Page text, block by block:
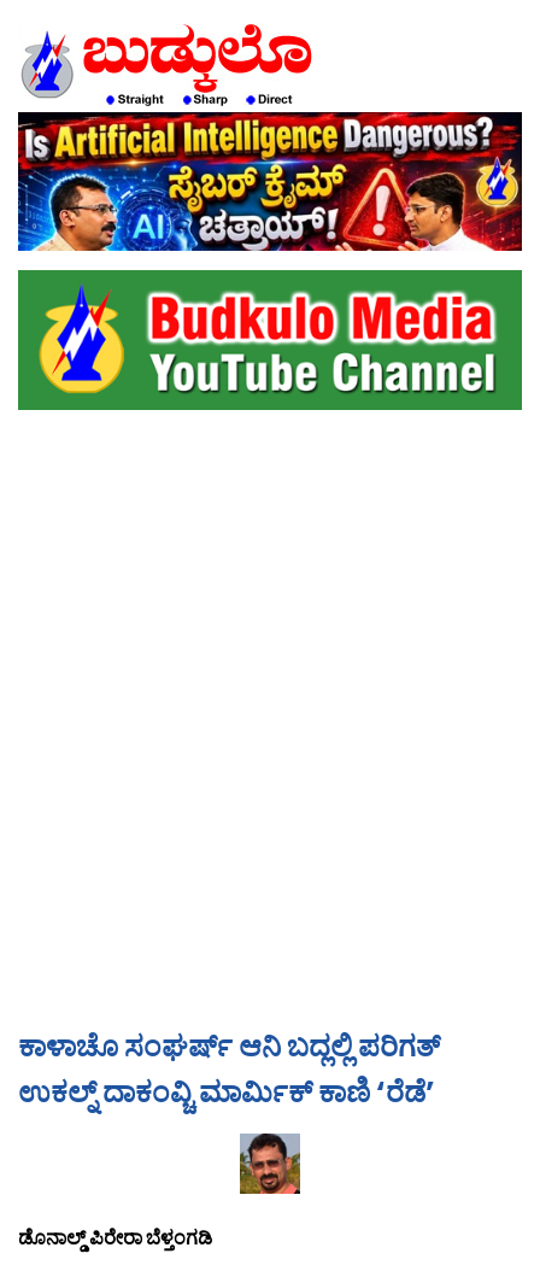
EDITORIAL
ENGLISH
KANNADA
INTERVIEWS
LITERATURE
ENTERTAINMENT
HEALTH
ಕಾಳಾಚೊ ಸಂಘರ್ಷ್ ಆನಿ ಬದ್ಲಲ್ಲಿ ಪರಿಗತ್
ಉಕಲ್ನ್ ದಾಕಂವ್ಚಿ ಮಾರ್ಮಿಕ್ ಕಾಣಿ ‘ರೆಡೆ’
ಡೊನಾಲ್ಡ್ ಪಿರೇರಾ ಬೆಳ್ತಂಗಡಿ